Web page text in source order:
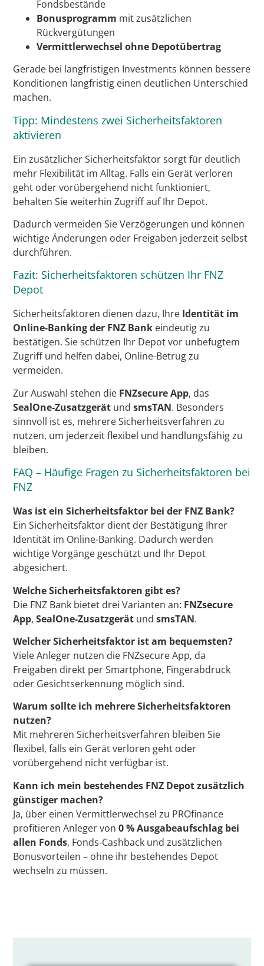
Fondsbestände
Bonusprogramm mit zusätzlichen
Rückvergütungen
Vermittlerwechsel ohne Depotübertrag
Gerade bei langfristigen Investments können bessere
Konditionen langfristig einen deutlichen Unterschied
machen.
Tipp: Mindestens zwei Sicherheitsfaktoren
aktivieren
Ein zusätzlicher Sicherheitsfaktor sorgt für deutlich
mehr Flexibilität im Alltag. Falls ein Gerät verloren
geht oder vorübergehend nicht funktioniert,
behalten Sie weiterhin Zugriff auf Ihr Depot.
Dadurch vermeiden Sie Verzögerungen und können
wichtige Änderungen oder Freigaben jederzeit selbst
durchführen.
Fazit: Sicherheitsfaktoren schützen Ihr FNZ
Depot
Sicherheitsfaktoren dienen dazu, Ihre Identität im
Online-Banking der FNZ Bank eindeutig zu
bestätigen. Sie schützen Ihr Depot vor unbefugtem
Zugriff und helfen dabei, Online-Betrug zu
vermeiden.
Zur Auswahl stehen die FNZsecure App, das
SealOne-Zusatzgerät undsmsTAN. Besonders
sinnvoll ist es, mehrere Sicherheitsverfahren zu
nutzen, um jederzeit flexibel und handlungsfähig zu
bleiben.
FAQ – Häufige Fragen zu Sicherheitsfaktoren bei
FNZ
Was ist ein Sicherheitsfaktor bei der FNZ Bank?
Ein Sicherheitsfaktor dient der Bestätigung Ihrer
Identität im Online-Banking. Dadurch werden
wichtige Vorgänge geschützt und Ihr Depot
abgesichert.
Welche Sicherheitsfaktoren gibt es?
Die FNZ Bank bietet drei Varianten an: FNZsecure
App,SealOne-Zusatzgerät undsmsTAN.
Welcher Sicherheitsfaktor ist am bequemsten?
Viele Anleger nutzen die FNZsecure App, da
Freigaben direkt per Smartphone, Fingerabdruck
oder Gesichtserkennung möglich sind.
Warum sollte ich mehrere Sicherheitsfaktoren
nutzen?
Mit mehreren Sicherheitsverfahren bleiben Sie
flexibel, falls ein Gerät verloren geht oder
vorübergehend nicht verfügbar ist.
Kann ich mein bestehendes FNZ Depot zusätzlich
günstiger machen?
Ja, über einen Vermittlerwechsel zu PROfinance
profitieren Anleger von0 % Ausgabeaufschlag bei
allen Fonds, Fonds-Cashback und zusätzlichen
Bonusvorteilen – ohne ihr bestehendes Depot
wechseln zu müssen.